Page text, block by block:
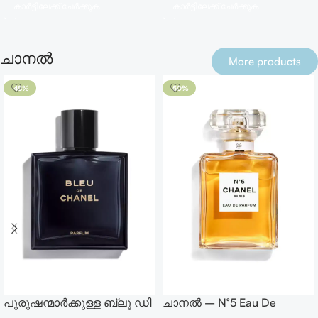
ചാനൽ More products
-48%
പുരുഷന്മാർക്കുള്ള ബ്ലൂ ഡി
-50%
ചാനൽ – N°5 Eau De